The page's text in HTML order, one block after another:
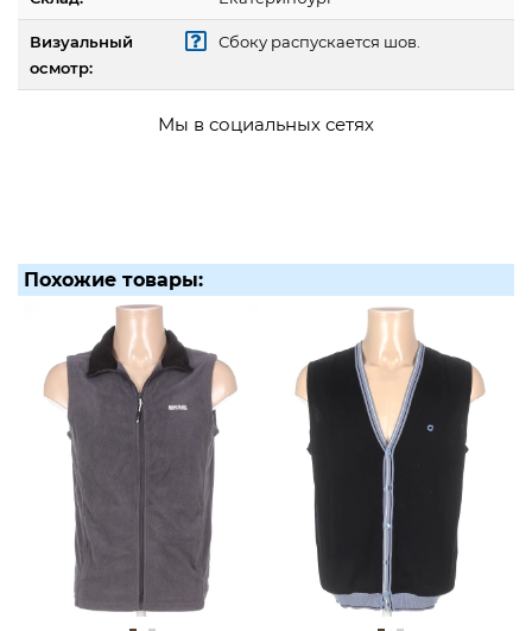
Визуальный
осмотр:
Сбоку распускается шов.
Мы в социальных сетях
Похожие товары: